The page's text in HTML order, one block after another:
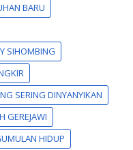
BARU
SIHOMBING
SERING DINYANYIKAN
GEREJAWI
HIDUP